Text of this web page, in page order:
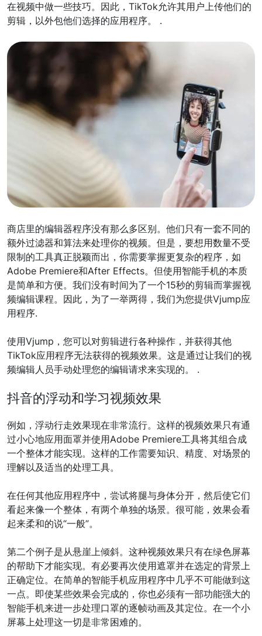
在视频中做一些技巧。因此，TikTok允许其用户上传他们的
剪辑，以外包他们选择的应用程序。 .
商店里的编辑器程序没有那么多区别。他们只有一套不同的
额外过滤器和算法来处理你的视频。但是，要想用数量不受
限制的工具真正脱颖而出，你需要掌握更复杂的程序，如
Adobe Premiere和After Effects。但使用智能手机的本质
是简单和方便。我们没有时间为了一个15秒的剪辑而掌握视
频编辑课程。因此，为了一举两得，我们为您提供Vjump应
用程序.
使用Vjump，您可以对剪辑进行各种操作，并获得其他
TikTok应用程序无法获得的视频效果。这是通过让我们的视
频编辑人员手动处理您的编辑请求来实现的。 .
抖音的浮动和学习视频效果
例如，浮动行走效果现在非常流行。这样的视频效果只有通
过小心地应用面罩并使用Adobe Premiere工具将其组合成
一个整体才能实现。这样的工作需要知识、精度、对场景的
理解以及适当的处理工具。
在任何其他应用程序中，尝试将腿与身体分开，然后使它们
看起来像一个整体，有两个单独的场景。很可能，效果会看
起来柔和的说“一般”。
第二个例子是从悬崖上倾斜。这种视频效果只有在绿色屏幕
的帮助下才能实现。有必要再次使用遮罩并在选定的背景上
正确定位。在简单的智能手机应用程序中几乎不可能做到这
一点。即使某些效果会完成的，你也必须有一部功能强大的
智能手机来进一步处理口罩的逐帧动画及其定位。在一个小
屏幕上处理这一切是非常困难的。